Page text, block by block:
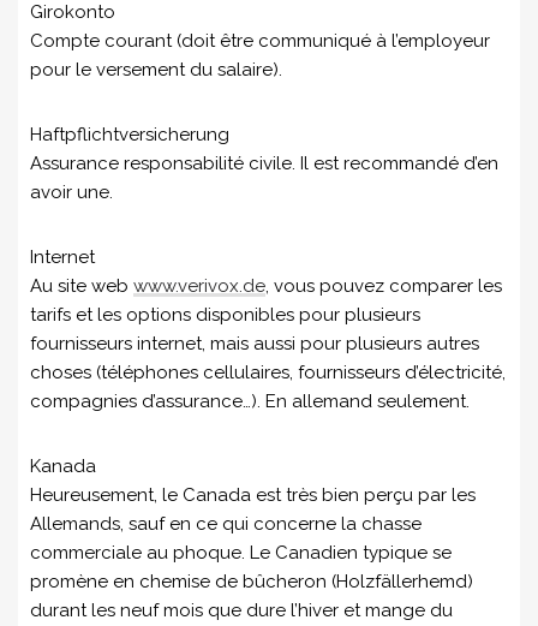
Girokonto
Compte courant (doit être communiqué à l’employeur
pour le versement du salaire).
Haftpflichtversicherung
Assurance responsabilité civile. Il est recommandé d’en
avoir une.
Internet
Au site web www.verivox.de, vous pouvez comparer les
tarifs et les options disponibles pour plusieurs
fournisseurs internet, mais aussi pour plusieurs autres
choses (téléphones cellulaires, fournisseurs d’électricité,
compagnies d’assurance…). En allemand seulement.
Kanada
Heureusement, le Canada est très bien perçu par les
Allemands, sauf en ce qui concerne la chasse
commerciale au phoque. Le Canadien typique se
promène en chemise de bûcheron (Holzfällerhemd)
durant les neuf mois que dure l’hiver et mange du